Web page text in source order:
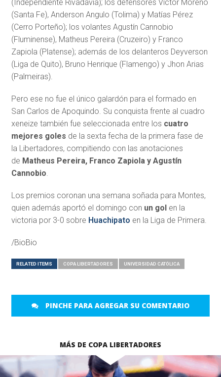
(Independiente Rivadavia); los defensores Víctor Moreno
(Santa Fe), Anderson Angulo (Tolima) y Matías Pérez
(Cerro Porteño); los volantes Agustín Cannobio
(Fluminense), Matheus Pereira (Cruzeiro) y Franco
Zapiola (Platense); además de los delanteros Deyverson
(Liga de Quito), Bruno Henrique (Flamengo) y Jhon Arias
(Palmeiras).
Pero ese no fue el único galardón para el formado en
San Carlos de Apoquindo. Su conquista frente al cuadro
xeneize también fue seleccionada entre los cuatro
mejores goles de la sexta fecha de la primera fase de
la Libertadores, compitiendo con las anotaciones
de Matheus Pereira, Franco Zapiola y Agustín
Cannobio
Los premios coronan una semana soñada para Montes,
quien además aportó el domingo con un golen la
victoria por 3-0 sobre Huachipato en la Liga de Primera.
/BioBio
RELATED ITEMS COPA LIBERTADORES UNIVERSIDAD CATÓLICA
PINCHE PARA AGREGAR SU COMENTARIO
MÁS DE COPA LIBERTADORES